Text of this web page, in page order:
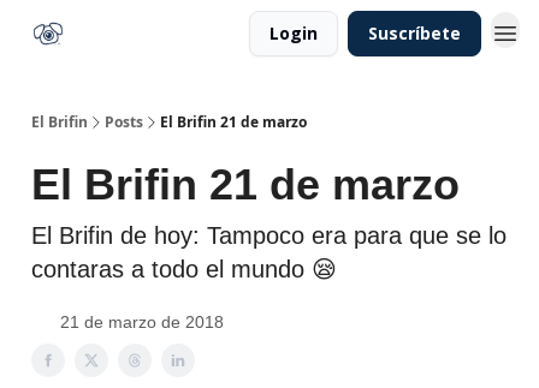
Login Suscríbete
El Brifin Posts El Brifin 21 de marzo
El Brifin 21 de marzo
El Brifin de hoy: Tampoco era para que se lo
contaras a todo el mundo 😪
21 de marzo de 2018